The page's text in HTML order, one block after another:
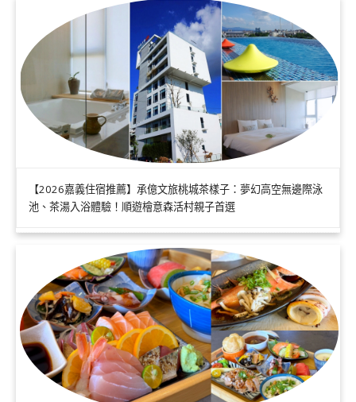
【2026嘉義住宿推薦】承億文旅桃城茶樣子：夢幻高空無邊際泳
池、茶湯入浴體驗！順遊檜意森活村親子首選